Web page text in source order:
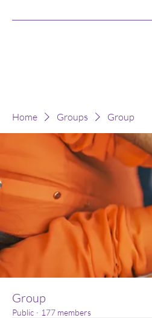
Home Groups Group
Group
Public · 177 members